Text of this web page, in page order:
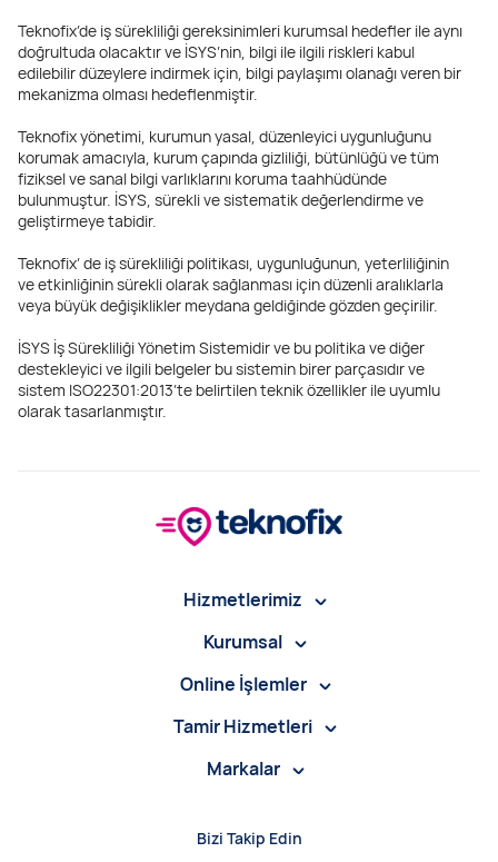
Teknofix’de iş sürekliliği gereksinimleri kurumsal hedefler ile aynı
doğrultuda olacaktır ve İSYS’nin, bilgi ile ilgili riskleri kabul
edilebilir düzeylere indirmek için, bilgi paylaşımı olanağı veren bir
mekanizma olması hedeflenmiştir.
Teknofix yönetimi, kurumun yasal, düzenleyici uygunluğunu
korumak amacıyla, kurum çapında gizliliği, bütünlüğü ve tüm
fiziksel ve sanal bilgi varlıklarını koruma taahhüdünde
bulunmuştur. İSYS, sürekli ve sistematik değerlendirme ve
geliştirmeye tabidir.
Teknofix’ de iş sürekliliği politikası, uygunluğunun, yeterliliğinin
ve etkinliğinin sürekli olarak sağlanması için düzenli aralıklarla
veya büyük değişiklikler meydana geldiğinde gözden geçirilir.
İSYS İş Sürekliliği Yönetim Sistemidir ve bu politika ve diğer
destekleyici ve ilgili belgeler bu sistemin birer parçasıdır ve
sistem ISO22301:2013’te belirtilen teknik özellikler ile uyumlu
olarak tasarlanmıştır.
Hizmetlerimiz
Kurumsal
Online İşlemler
Tamir Hizmetleri
Markalar
Bizi Takip Edin